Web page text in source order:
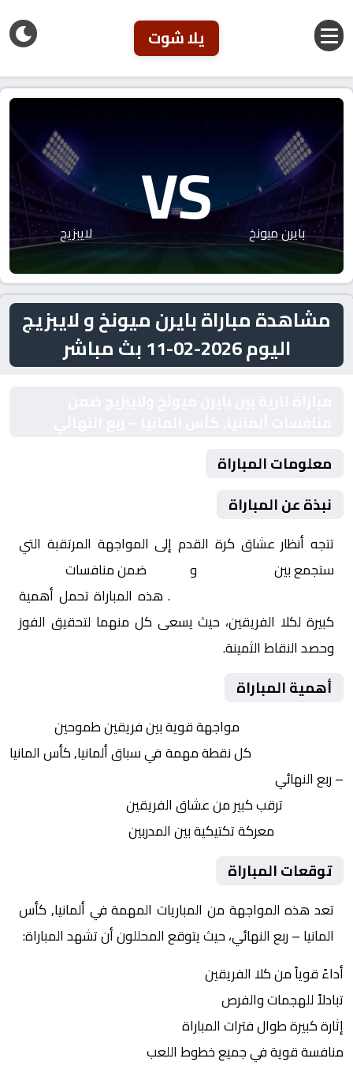
يلا شوت
بايرن ميونخ VS لايبزيج
مشاهدة مباراة بايرن ميونخ و لايبزيج
اليوم 2026-02-11 بث مباشر
معلومات المباراة
نبذة عن المباراة
تتجه أنظار عشاق كرة القدم إلى المواجهة المرتقبة التي
ستجمع بين
و ضمن منافسات
. هذه المباراة تحمل أهمية
كبيرة لكلا الفريقين، حيث يسعى كل منهما لتحقيق الفوز
وحصد النقاط الثمينة.
أهمية المباراة
مواجهة قوية بين فريقين طموحين
كل نقطة مهمة في سباق ألمانيا, كأس المانيا
– ربع النهائي
ترقب كبير من عشاق الفريقين
معركة تكتيكية بين المدربين
توقعات المباراة
تعد هذه المواجهة من المباريات المهمة في ألمانيا, كأس
المانيا – ربع النهائي، حيث يتوقع المحللون أن تشهد المباراة:
أداءً قوياً من كلا الفريقين
تبادلاً للهجمات والفرص
إثارة كبيرة طوال فترات المباراة
منافسة قوية في جميع خطوط اللعب